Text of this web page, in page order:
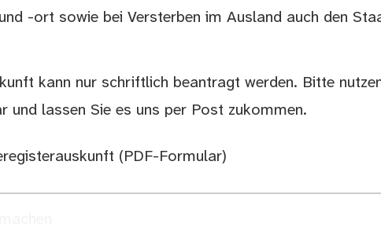
-ort sowie bei Versterben im Ausland auch den
kann nur schriftlich beantragt werden. Bitte
und lassen Sie es uns per Post zukommen.
(PDF-Formular)